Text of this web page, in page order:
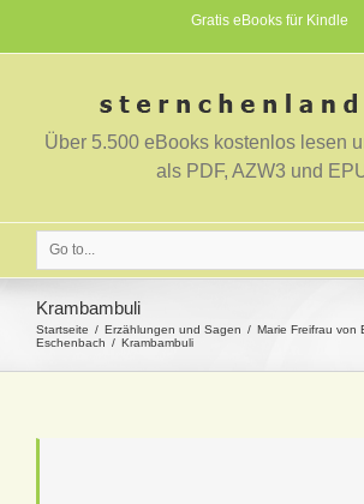
Gratis eBooks für Kindle
Über 5.500 eBooks kostenlos lesen
als PDF, AZW3 und
Go to...
Krambambuli
Startseite Erzählungen und Sagen
Marie Freifrau von
Eschenbach
Krambambuli